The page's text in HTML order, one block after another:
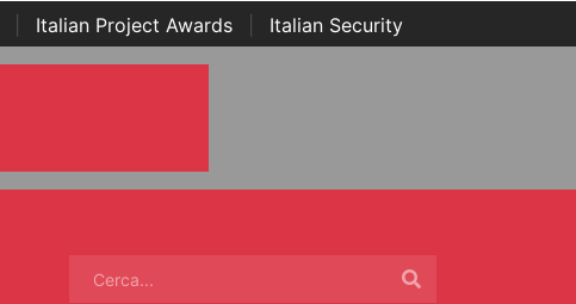
Italian Project Awards
Italian Security